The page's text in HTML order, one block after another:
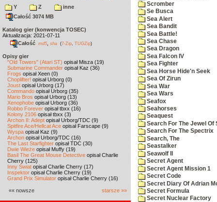
Y
Z
inne
Całość 3074 MB
Katalog gier (konwencja TOSEC)
Aktualizacja: 2021-07-11
Całość md5 sha (7-Zip TUGZip)
Opisy gier
"Old Towers" (Atari ST) opisał Misza (19)
Submarine Commander opisał Kaz (36)
Frogs opisał Xeen (0)
Choplifter! opisał Urborg (0)
Joust opisał Urborg (17)
Commando opisał Urborg (35)
Mario Bros opisał Urborg (13)
Xenophobe opisał Urborg (36)
Robbo Forever opisał tbxx (16)
Kolony 2106 opisał tbxx (3)
Archon II: Adept opisał Urborg/TDC (9)
Spitfire Ace/Hellcat Ace opisał Farscape (9)
Wyspa opisał Kaz (9)
Archon opisał Urborg/TDC (16)
The Last Starfighter opisał TDC (30)
Dwie Wieże opisał Muffy (19)
Basil The Great Mouse Detective opisał Charlie
Cherry (125)
Inny Świat opisał Charlie Cherry (17)
Inspektor opisał Charlie Cherry (19)
Grand Prix Simulator opisał Charlie Cherry (16)
«« nowsze starsze »»
Scromber
Se Busca
Sea Alert
Sea Bandit
Sea Battle!
Sea Chase
Sea Dragon
Sea Falcon IV
Sea Fighter
Sea Horse Hide'n Seek
Sea Of Zirun
Sea War
Sea Wars
Seafox
Seahorses
Seaquest
Search For The Jewel Of
Search For The Spectrix
Search, The
Seastalker
Seawolf II
Secret Agent
Secret Agent Mission 1
Secret Code
Secret Diary Of Adrian
Secret Formula
Secret Nuclear Factory